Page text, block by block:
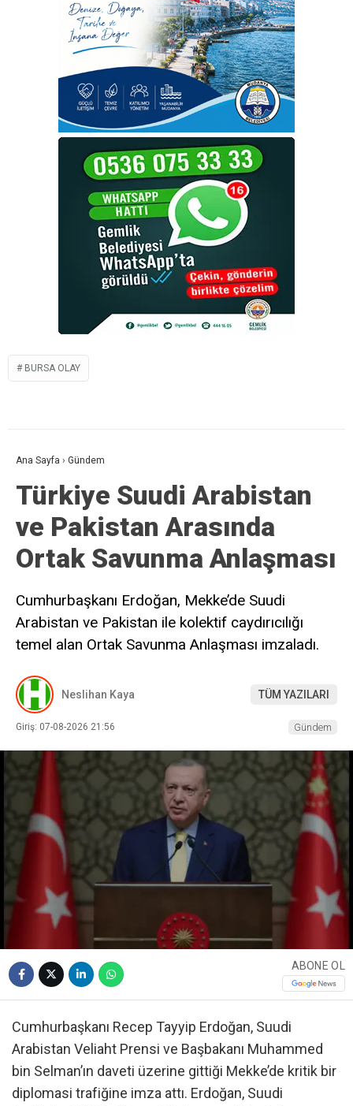
BURSA OLAY
Ana Sayfa › Gündem
Türkiye Suudi Arabistan
ve Pakistan Arasında
Ortak Savunma Anlaşması
Cumhurbaşkanı Erdoğan, Mekke’de Suudi
Arabistan ve Pakistan ile kolektif caydırıcılığı
temel alan Ortak Savunma Anlaşması imzaladı.
Neslihan Kaya TÜM YAZILARI
Giriş: 07-08-2026 21:56 Gündem
ABONE OL
Cumhurbaşkanı Recep Tayyip Erdoğan, Suudi
Arabistan Veliaht Prensi ve Başbakanı Muhammed
bin Selman’ın daveti üzerine gittiği Mekke’de kritik bir
diplomasi trafiğine imza attı. Erdoğan, Suudi